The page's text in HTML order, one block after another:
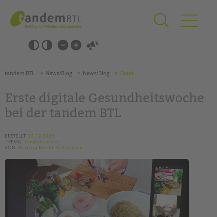
springen
Barrierefrei-
Einstellungen
überspringen
überspringen
SCHULE & GANZTAG
Oberschulen
Förderzentren
Schulbezogene Sozialarbeit
Tagesgruppen
HILFEN ZUR ERZIEHUNG
tandem BTL News/Blog News/Blog Detail
Erste digitale Gesundheitswoche
bei der tandem BTL
ERSTELLT 01.12.2020
THEMA tandem intern
VON
Barbara Brecht-Hadraschek